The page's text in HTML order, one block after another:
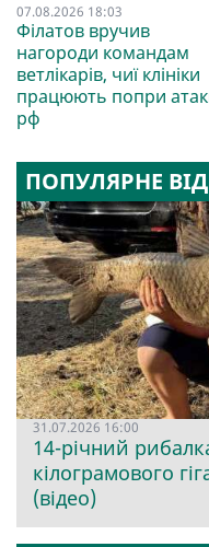
07.08.2026 18:03
Філатов вручив
нагороди командам
ветлікарів, чиї клініки
працюють попри
рф
ПОПУЛЯРНЕ
31.07.2026 16:00
14-річний
кілограмового
(відео)